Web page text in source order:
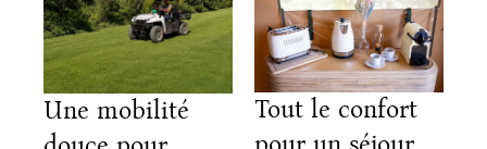
Une mobilité
Tout le confort